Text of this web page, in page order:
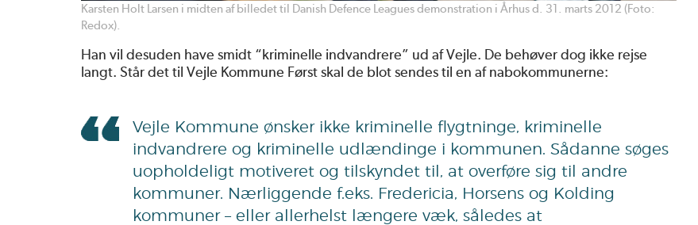
Karsten Holt Larsen i midten af billedet til Danish Defence Leagues demonstration i Århus d. 31. marts 2012 (Foto:
Redox).
Han vil desuden have smidt “kriminelle indvandrere” ud af Vejle. De behøver dog ikke rejse
langt. Står det til Vejle Kommune Først skal de blot sendes til en af nabokommunerne:
Vejle Kommune ønsker ikke kriminelle flygtninge, kriminelle
indvandrere og kriminelle udlændinge i kommunen. Sådanne søges
uopholdeligt motiveret og tilskyndet til, at overføre sig til andre
kommuner. Nærliggende f.eks. Fredericia, Horsens og Kolding
kommuner – eller allerhelst længere væk, således at